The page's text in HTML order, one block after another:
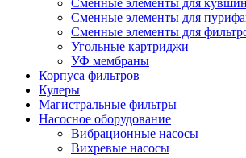
Сменные элементы для
Сменные элементы для
Сменные элементы для
Угольные картриджи
УФ мембраны
Корпуса фильтров
Кулеры
Магистральные фильтры
Насосное оборудование
Вибрационные насосы
Вихревые насосы